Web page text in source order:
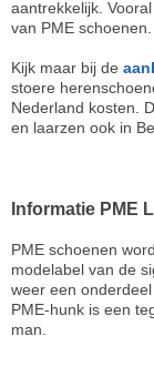
aantrekkelijk.
van PME schoenen.
Kijk maar bij de
stoere
Nederland kosten.
en laarzen ook in
Informatie PME
PME schoenen
modelabel van de
weer een
PME-hunk is een
man.